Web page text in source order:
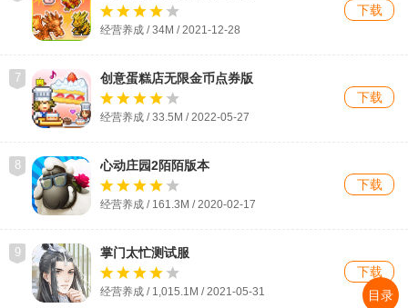
经营养成 / 34M / 2021-12-28
下载
7 创意蛋糕店无限金币点券版
经营养成 / 33.5M / 2022-05-27
下载
8 心动庄园2陌陌版本
经营养成 / 161.3M / 2020-02-17
下载
9 掌门太忙测试服
经营养成 / 1,015.1M / 2021-05-31
下载
目录